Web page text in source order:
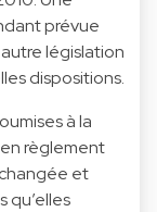
prévue
législation
dispositions.
à la
règlement
et
qu’elles